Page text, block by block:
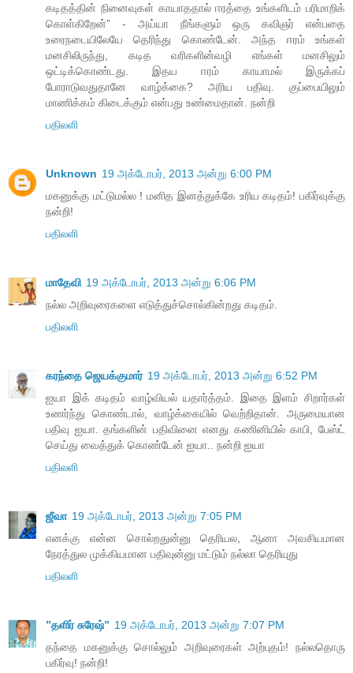
கடிதத்தின் நினைவுகள் காயாததால் ஈரத்தை உங்களிடம் பரிமாறிக்
கொள்கிறேன்” - அய்யா நீங்களும் ஒரு கவிஞர் என்பதை
உரைநடையிலேயே தெரிந்து கொண்டேன். அந்த ஈரம் உங்கள்
மனசிலிருந்து, கடித வரிகளின்வழி எங்கள் மனசிலும்
ஒட்டிக்கொண்டது. இதய ஈரம் காயாமல் இருக்கப்
போராடுவதுதானே வாழ்க்கை? அரிய பதிவு. குப்பையிலும்
மாணிக்கம் கிடைக்கும் என்பது உண்மைதான். நன்றி
பதிலளி
Unknown 19 அக்டோபர், 2013 அன்று 6:00 PM
மகனுக்கு மட்டுமல்ல ! மனித இனத்துக்கே உரிய கடிதம்! பகிர்வுக்கு
நன்றி!
பதிலளி
மாதேவி 19 அக்டோபர், 2013 அன்று 6:06 PM
நல்ல அறிவுரைகளை எடுத்துச்சொல்கின்றது கடிதம்.
பதிலளி
கரந்தை ஜெயக்குமார் 19 அக்டோபர், 2013 அன்று 6:52 PM
ஐயா இக் கடிதம் வாழ்வியல் யதார்த்தம். இதை இளம் சிறார்கள்
உணர்ந்து கொண்டால், வாழ்க்கையில் வெற்றிதான். அருமையான
பதிவு ஐயா. தங்களின் பதிவினை எனது கணினியில் காபி, பேஸ்ட்
செய்து வைத்துக் கொண்டேன் ஐயா.. நன்றி ஐயா
பதிலளி
ஜீவா 19 அக்டோபர், 2013 அன்று 7:05 PM
எனக்கு என்ன சொல்றதுன்னு தெரியல, ஆனா அவசியமான
நேரத்துல முக்கியமான பதிவுன்னு மட்டும் நல்லா தெரியுது
பதிலளி
”தளிர் சுரேஷ்” 19 அக்டோபர், 2013 அன்று 7:07 PM
தந்தை மகனுக்கு சொல்லும் அறிவுரைகள் அற்புதம்! நல்லதொரு
பகிர்வு! நன்றி!